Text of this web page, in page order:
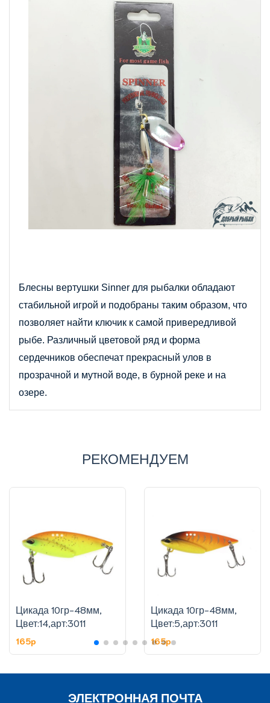
Блесны вертушки Sinner для рыбалки обладают
стабильной игрой и подобраны таким образом, что
позволяет найти ключик к самой привередливой
рыбе. Различный цветовой ряд и форма
сердечников обеспечат прекрасный улов в
прозрачной и мутной воде, в бурной реке и на
озере.
РЕКОМЕНДУЕМ
Цикада 10гр-48мм,
Цвет:14,арт:3011
165p
Цикада 10гр-48мм,
Цвет:5,арт:3011
165p
ЭЛЕКТРОННАЯ ПОЧТА